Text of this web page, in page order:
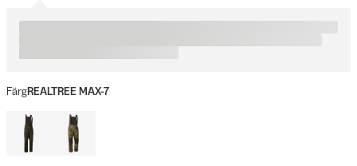
FärgREALTREE MAX-7